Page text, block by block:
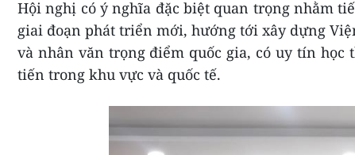
Hội nghị có ý nghĩa đặc biệt quan trọng nhằm
giai đoạn phát triển mới, hướng tới xây dựng
và nhân văn trọng điểm quốc gia, có uy tín
tiến trong khu vực và quốc tế.